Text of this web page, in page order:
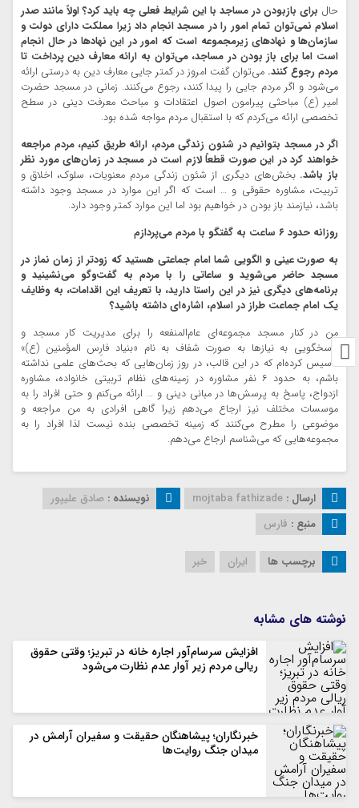
حال برای بازبودن در مساجد با این شرایط فعلی چه باید کرد؟ اولاً مانند صدر
اسلام نمی‌توان تمام امور را در مسجد انجام داد زیرا مملکت دارای دولت و
سازمان‌ها و نهادهای زیرمجموعه است که امور در این نهادها در حال انجام
است اما برای باز بودن در مساجد، می‌توان به ارائه معارف دین پرداخت تا
مردم رجوع کنند. می‌توان گفت امروز در کمتر جایی معارف دین به درستی ارائه
می‌شود و اگر مردم جایی را پیدا کنند، رجوع می‌کنند. زمانی در مسجد حضرت
امیر (ع) مباحثی پیرامون اصول اعتقادات و مباحث معرفت دینی در سطح
تخصصی ارائه می‌کردم که با استقبال مردم مواجه شده بود.
اگر در مسجد بتوانیم در شئون زندگی مردم، ارائه طریق کنیم، مردم مراجعه
خواهند کرد در این صورت قطعاً لازم است در مسجد در زمان‌های مورد نظر
باز باشد.بخش‌های دیگری از شئون زندگی مردم معنویات، سلوک، اخلاق و
تربیت، مشاوره حقوقی و … است که اگر این موارد در مسجد وجود داشته
باشد، نیازمند باز بودن در خواهیم بود اما این موارد کمتر وجود دارد.
روزانه حدود ۶ ساعت به گفتگو با مردم می‌پردازم
به صورت عینی و الگویی شما امام جماعتی هستید که زودتر از زمان نماز در
مسجد حاضر می‌شوید و ساعاتی را با مردم به گفت‌وگو می‌نشینید و
برنامه‌های دیگری نیز در این راستا دارید، با تعریف این اقدامات، به وظایف
یک امام جماعت طراز در اسلام، اشاره‌ای داشته باشید؟
من در کنار مسجد مجموعه‌ای عام‌المنفعه را برای مدیریت کار مسجد و
پاسخگویی به نیازها به صورت شفاف به نام «بنیاد فارِس المؤمنین (ع)»
تاسیس کرده‌ام که در این قالب، در روز زمان‌هایی که بحث‌های علمی نداشته
باشم، به حدود ۶ نفر مشاوره در زمینه‌های نظام تربیتی خانواده، مشاوره
ازدواج، پاسخ به پرسش‌ها در مبانی دینی و … ارائه می‌کنم و حتی افراد را به
موسسات مختلف نیز ارجاع می‌دهم زیرا گاهی افرادی به من مراجعه و
موضوعی را مطرح می‌کنند که زمینه تخصصی بنده نیست لذا افراد را به
مجموعه‌هایی که می‌شناسم ارجاع می‌دهم.
ارسال : mojtaba fathizade نویسنده : صادق علیپور
منبع : فارس
برچسب ها ایران خبر
نوشته های مشابه
افزایش سرسام‌آور اجاره خانه در تبریز؛ وقتی حقوق
ریالی مردم زیر آوار عدم نظارت می‌شود
خبرنگاران؛ پیشاهنگان حقیقت و سفیران آرامش در
میدان جنگ روایت‌ها